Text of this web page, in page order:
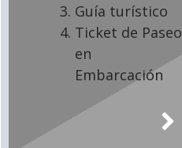
Guía turístico
Ticket de Paseo
en
Embarcación